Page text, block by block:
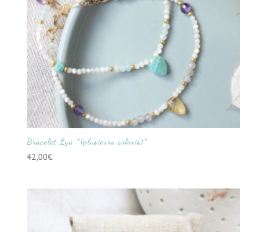
Bracelet Lya *(plusieurs coloris)*
42,00€